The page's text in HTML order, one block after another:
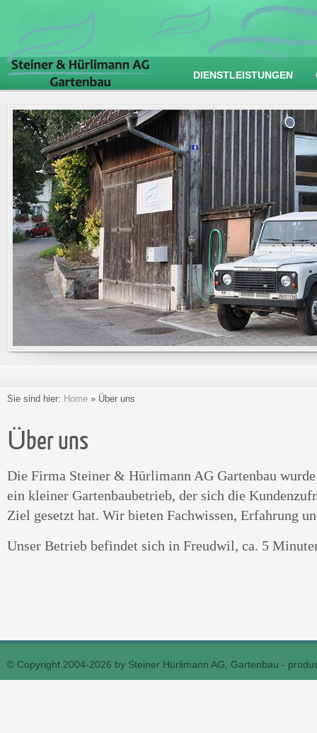
DIENSTLEISTUNGEN
Sie sind hier: Home » Über uns
Über uns
Die Firma Steiner & Hürlimann AG Gartenbau
ein kleiner Gartenbaubetrieb, der sich die
Ziel gesetzt hat. Wir bieten Fachwissen, Erfahrung
Unser Betrieb befindet sich in Freudwil, ca. 5
© Copyright 2004-2026 by Steiner Hürlimann AG, Gartenbau -